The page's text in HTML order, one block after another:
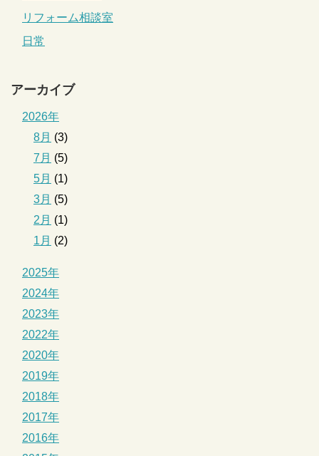
リフォーム相談室
日常
アーカイブ
2026年
8月 (3)
7月 (5)
5月 (1)
3月 (5)
2月 (1)
1月 (2)
2025年
2024年
2023年
2022年
2020年
2019年
2018年
2017年
2016年